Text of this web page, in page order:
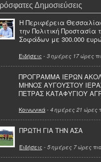
Δημοσιεύσεις
Η Περιφέρεια
την Πολιτική Προστασία
Σοφάδων με 300.000
Ειδήσεις - 3 ημέρες 17 ώρες
ΠΡΟΓΡΑΜΜΑ ΙΕΡΩΝ
ΜΗΝΟΣ ΑΥΓΟΥΣΤΟΥ
ΠΕΤΡΑΣ ΚΑΤΑΦΥΓΙΟΥ
Κοινωνικά- 4 ημέρες 21 ώρες
ΠΡΩΤΗ ΓΙΑ ΤΗΝ ΑΣΑ
Ειδήσεις - 5 ημέρες 7 ώρες